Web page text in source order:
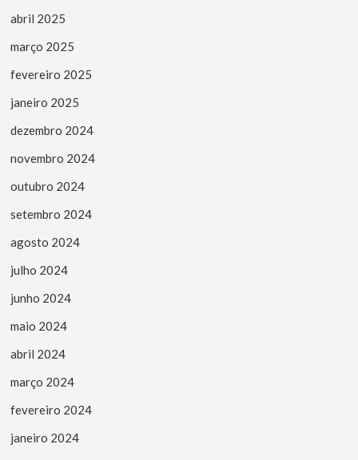
abril 2025
março 2025
fevereiro 2025
janeiro 2025
dezembro 2024
novembro 2024
outubro 2024
setembro 2024
agosto 2024
julho 2024
junho 2024
maio 2024
abril 2024
março 2024
fevereiro 2024
janeiro 2024